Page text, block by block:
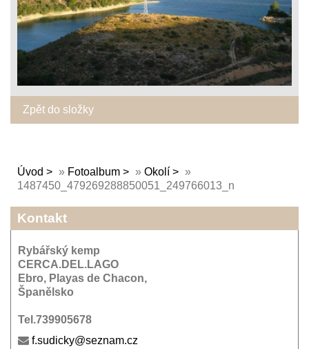
Zpět do složky
Úvod » Fotoalbum » Okolí
»
1487450_479269288850051_249766013_n
Kontakt
Rybářský kemp
CERCA.DEL.LAGO
Ebro, Playas de Chacon,
Španělsko
Tel.739905678
f.sudicky@seznam.cz